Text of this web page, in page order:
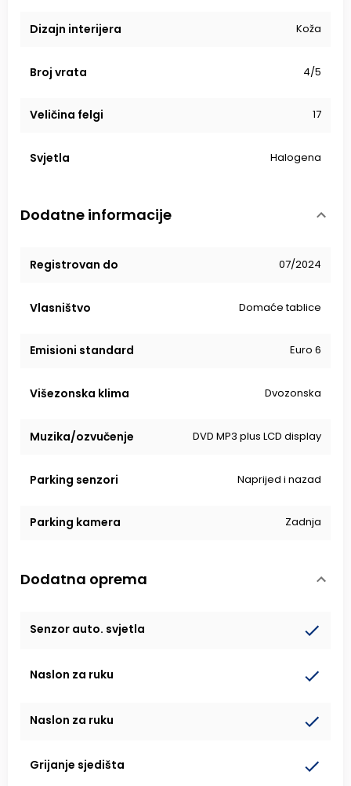
Dizajn interijera Koža
Broj vrata 4/5
Veličina felgi 17
Svjetla Halogena
Dodatne informacije
Registrovan do 07/2024
Vlasništvo Domaće tablice
Emisioni standard Euro 6
Višezonska klima Dvozonska
Muzika/ozvučenje DVD MP3 plus LCD display
Parking senzori Naprijed i nazad
Parking kamera Zadnja
Dodatna oprema
Senzor auto. svjetla
Naslon za ruku
Naslon za ruku
Grijanje sjedišta